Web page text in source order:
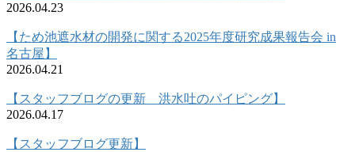
2026.04.23
【ため池遮水材の開発に関する2025年度研究成果報告会 in
名古屋】
2026.04.21
【スタッフブログの更新 洪水吐のパイピング】
2026.04.17
【スタッフブログ更新】